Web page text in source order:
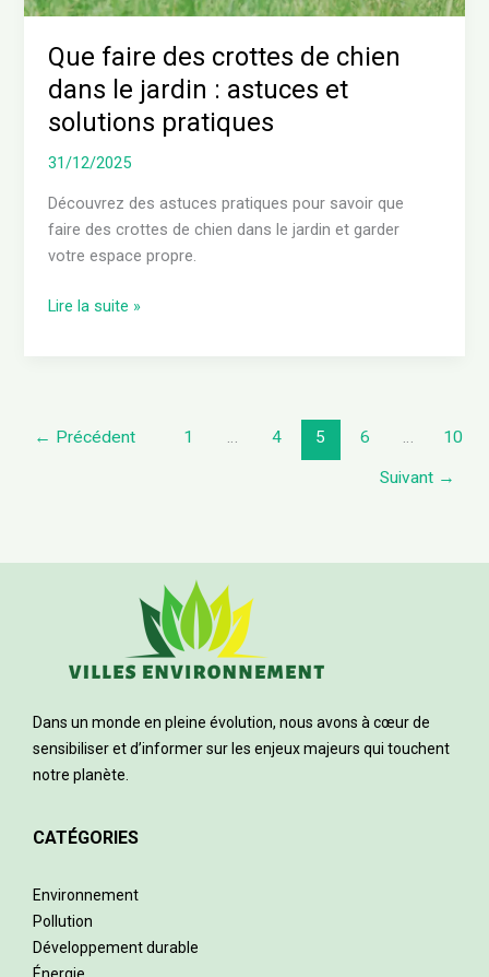
Que faire des crottes de chien
dans le jardin : astuces et
solutions pratiques
31/12/2025
Découvrez des astuces pratiques pour savoir que
faire des crottes de chien dans le jardin et garder
votre espace propre.
astuces
solutions
pratiques
Lire la suite »
← Précédent 1 … 4 5 6 … 10
Suivant →
Dans un monde en pleine évolution, nous avons à cœur de
sensibiliser et d’informer sur les enjeux majeurs qui touchent
notre planète.
CATÉGORIES
Environnement
Pollution
Développement durable